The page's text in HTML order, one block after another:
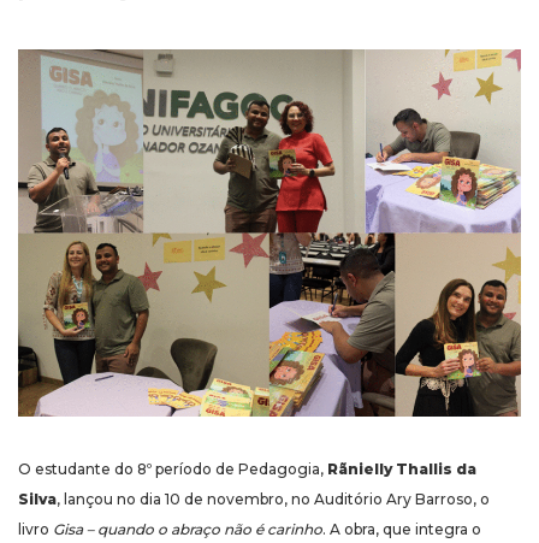
O estudante do 8º período de Pedagogia, Rãnielly Thallis da
Silva, lançou no dia 10 de novembro, no Auditório Ary Barroso, o
livro Gisa – quando o abraço não é carinho. A obra, que integra o